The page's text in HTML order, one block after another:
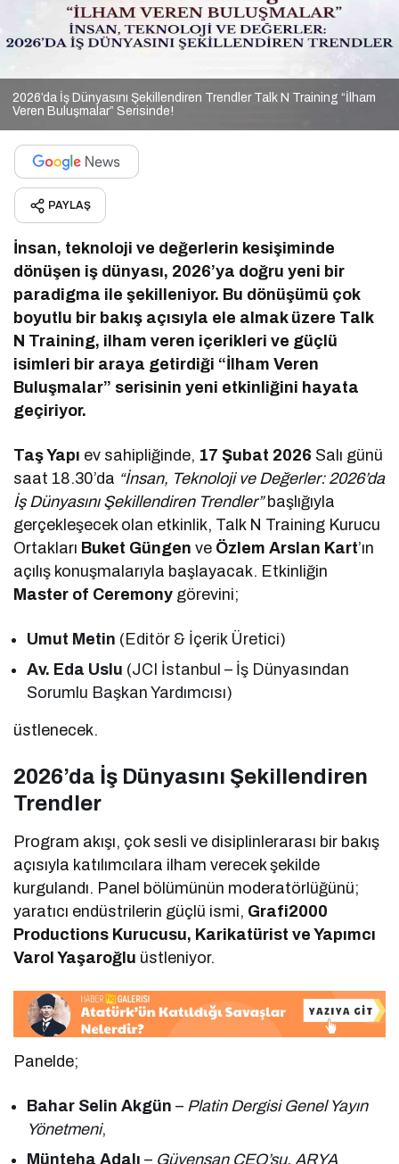
2026’da İş Dünyasını Şekillendiren Trendler Talk N Training “İlham
Veren Buluşmalar” Serisinde!
PAYLAŞ
İnsan, teknoloji ve değerlerin kesişiminde
dönüşen iş dünyası, 2026’ya doğru yeni bir
paradigma ile şekilleniyor. Bu dönüşümü çok
boyutlu bir bakış açısıyla ele almak üzere Talk
N Training, ilham veren içerikleri ve güçlü
isimleri bir araya getirdiği “İlham Veren
Buluşmalar” serisinin yeni etkinliğini hayata
geçiriyor.
Taş Yapı ev sahipliğinde, 17 Şubat 2026 Salı günü
saat 18.30’da “İnsan, Teknoloji ve Değerler: 2026’da
İş Dünyasını Şekillendiren Trendler”başlığıyla
gerçekleşecek olan etkinlik, Talk N Training Kurucu
Ortakları Buket Güngen ve Özlem Arslan Kart’ın
açılış konuşmalarıyla başlayacak. Etkinliğin
Master of Ceremony görevini;
Umut Metin (Editör & İçerik Üretici)
Av. Eda Uslu (JCI İstanbul – İş Dünyasından
Sorumlu Başkan Yardımcısı)
üstlenecek.
2026’da İş Dünyasını Şekillendiren
Trendler
Program akışı, çok sesli ve disiplinlerarası bir bakış
açısıyla katılımcılara ilham verecek şekilde
kurgulandı. Panel bölümünün moderatörlüğünü;
yaratıcı endüstrilerin güçlü ismi, Grafi2000
Productions Kurucusu, Karikatürist ve Yapımcı
Varol Yaşaroğlu üstleniyor.
Panelde;
Bahar Selin Akgün– Platin Dergisi Genel Yayın
Yönetmeni,
Münteha Adalı– Güvensan CEO’su, ARYA